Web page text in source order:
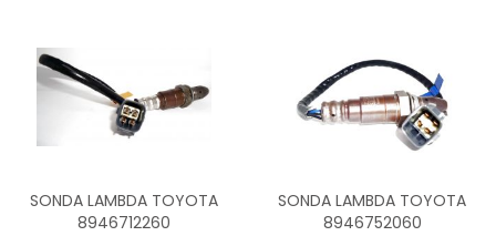
SONDA LAMBDA TOYOTA
8946712260
SONDA LAMBDA TOYOTA
8946752060